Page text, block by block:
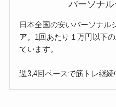
パーソナ
日本全国の安いパーソナル
ア。1回あたり１万円以下
ています。
週3,4回ペースで筋トレ継続